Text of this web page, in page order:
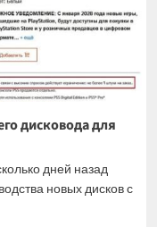
дисковода для
дней назад
новых дисков с